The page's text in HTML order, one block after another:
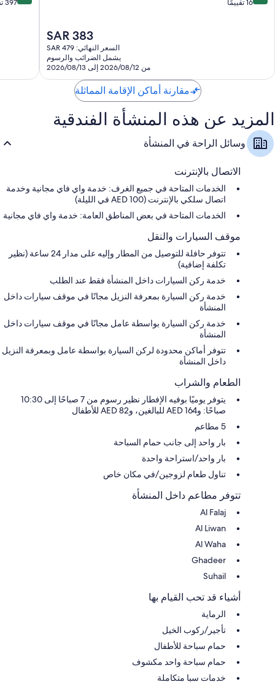
من 16 تقييمًا
السعر
الحالي
هو
SAR
383
SAR 383
السعر النهائي: SAR 479
يشمل الضرائب والرسوم
من 2026/08/12 إلى 2026/08/13
من 397 تقييمًا
مقارنة أماكن الإقامة المماثلة
المزيد عن هذه المنشأة الفندقية
وسائل الراحة في المنشأة
الاتصال بالإنترنت
الخدمات المتاحة في جميع الغرف: خدمة واي فاي مجانية وخدمة
اتصال سلكي بالإنترنت (AED 100 في الليلة)
الخدمات المتاحة في بعض المناطق العامة: خدمة واي فاي مجانية
موقف السيارات والنقل
تتوفر حافلة للتوصيل من المطار وإليه على مدار 24 ساعة (نظير
تكلفة إضافية)
خدمة ركن السيارات داخل المنشأة فقط عند الطلب
خدمة ركن السيارة بمعرفة النزيل مجانًا في موقف سيارات داخل
المنشأة
خدمة ركن السيارة بواسطة عامل مجانًا في موقف سيارات داخل
المنشأة
تتوفر أماكن محدودة لركن السيارة بواسطة عامل وبمعرفة النزيل
داخل المنشأة
الطعام والشراب
يتوفر يوميًا بوفيه الإفطار نظير رسوم من 7 صباحًا إلى 10:30
صباحًا: و164 AED للبالغين، و82 AED للأطفال
5 مطاعم
بار واحد إلى جانب حمام السباحة
بار واحد/استراحة واحدة
تناول طعام لزوجين/في مكان خاص
تتوفر مطاعم داخل المنشأة
Al Falaj
Al Liwan
Al Waha
Ghadeer
Suhail
أشياء قد تحب القيام بها
الرماية
تأجير/ركوب الخيل
حمام سباحة للأطفال
حمام سباحة واحد مكشوف
خدمات سبا متكاملة